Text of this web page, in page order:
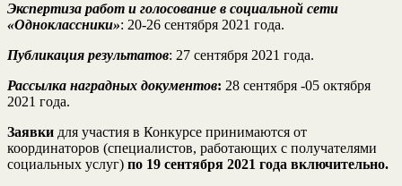
Экспертиза работ и голосование в социальной сети
«Одноклассники»: 20-26 сентября 2021 года.
Публикация результатов: 27 сентября 2021 года.
Рассылка наградных документов: 28 сентября -05 октября
2021 года.
Заявки для участия в Конкурсе принимаются от
координаторов (специалистов, работающих с получателями
социальных услуг) по 19 сентября 2021 года включительно.